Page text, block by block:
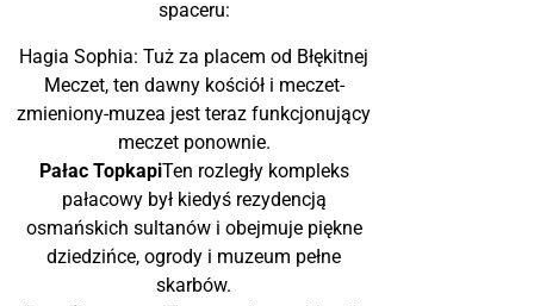
spaceru:
Hagia Sophia: Tuż za placem od Błękitnej
Meczet, ten dawny kościół i meczet-
zmieniony-muzea jest teraz funkcjonujący
meczet ponownie.
Pałac TopkapiTen rozległy kompleks
pałacowy był kiedyś rezydencją
osmańskich sultanów i obejmuje piękne
dziedzińce, ogrody i muzeum pełne
skarbów.